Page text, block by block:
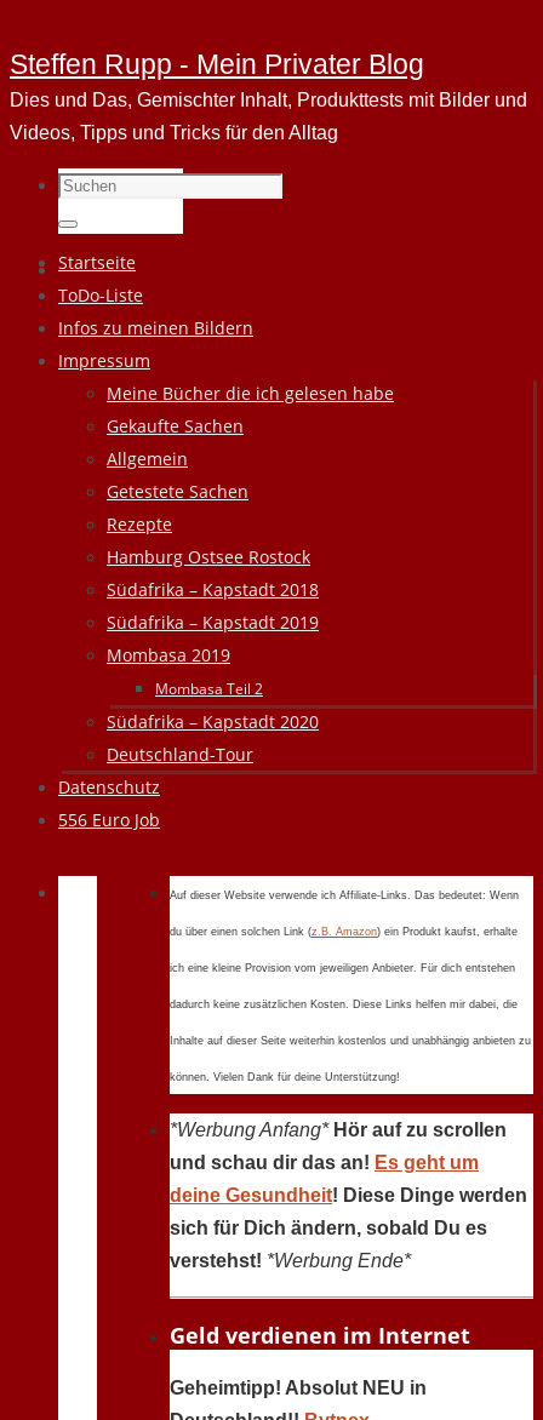
Steffen Rupp - Mein Privater Blog
Dies und Das, Gemischter Inhalt, Produkttests mit Bilder und
Videos, Tipps und Tricks für den Alltag
Suchen
nach:
Suchen
Zum
Inhalt
springen
Startseite
ToDo-Liste
Infos zu meinen Bildern
Impressum
Meine Bücher die ich gelesen habe
Gekaufte Sachen
Allgemein
Getestete Sachen
Rezepte
Hamburg Ostsee Rostock
Südafrika – Kapstadt 2018
Südafrika – Kapstadt 2019
Mombasa 2019
Mombasa Teil 2
Südafrika – Kapstadt 2020
Deutschland-Tour
Datenschutz
556 Euro Job
Auf dieser Website verwende ich Affiliate-Links. Das bedeutet: Wenn
du über einen solchen Link (z.B. Amazon) ein Produkt kaufst, erhalte
ich eine kleine Provision vom jeweiligen Anbieter. Für dich entstehen
dadurch keine zusätzlichen Kosten. Diese Links helfen mir dabei, die
Inhalte auf dieser Seite weiterhin kostenlos und unabhängig anbieten zu
können. Vielen Dank für deine Unterstützung!
*Werbung Anfang* Hör auf zu scrollen
und schau dir das an! Es geht um
deine Gesundheit! Diese Dinge werden
sich für Dich ändern, sobald Du es
verstehst! *Werbung Ende*
Geld verdienen im Internet
Geheimtipp! Absolut NEU in